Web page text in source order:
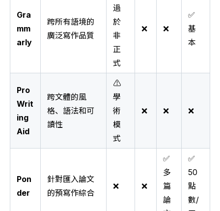
Gra
mm
arly
跨所有語境的
廣泛寫作品質
過
於
非
正
式
❌ ❌
✅
基
本
Pro
Writ
ing
Aid
跨文體的風
格、語法和可
讀性
⚠️
學
術
模
式
❌ ❌ ❌
Pon
der
針對匯入論文
的預寫作綜合
❌ ❌
✅
多
篇
論
✅
50
點
數/